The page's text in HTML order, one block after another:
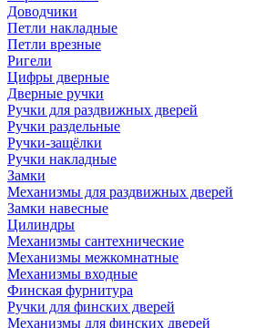
Доводчики
Петли накладные
Петли врезные
Ригели
Цифры дверные
Дверные ручки
Ручки для раздвижных дверей
Ручки раздельные
Ручки-защёлки
Ручки накладные
Замки
Механизмы для раздвижных дверей
Замки навесные
Цилиндры
Механизмы сантехнические
Механизмы межкомнатные
Механизмы входные
Финская фурнитура
Ручки для финских дверей
Механизмы для финских дверей